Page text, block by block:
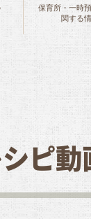
保育所・一時
関する
シピ